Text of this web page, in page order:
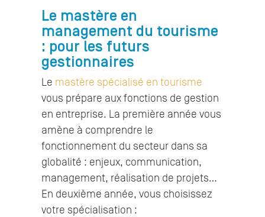
Le mastère en
management du tourisme
: pour les futurs
gestionnaires
Le mastère spécialisé en tourisme
vous prépare aux fonctions de gestion
en entreprise. La première année vous
amène à comprendre le
fonctionnement du secteur dans sa
globalité : enjeux, communication,
management, réalisation de projets…
En deuxième année, vous choisissez
votre spécialisation :